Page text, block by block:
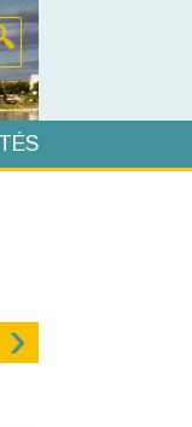
›